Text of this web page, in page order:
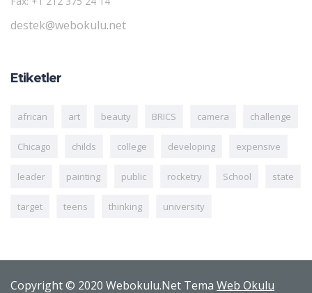
destek@webokulu.net
Etiketler
african art beauty BRICS camera challenge
Chicago childs college developing expensive
leader painting public rocketry School state
target teens thinking university
Copyright © 2020 Webokulu.Net Tema Web Okulu